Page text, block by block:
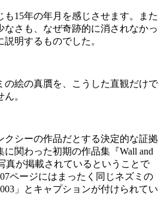
15年の年月を感じさせます。また
なさも、なぜ奇跡的に消されなかっ
明するものでした。
絵の真贋を、こうした直観だけで
。
シーの作品だとする決定的な証拠
関わった初期の作品集『Wall and
真が掲載されているということで
ページにはまったく同じネズミの
」とキャプションが付けられてい